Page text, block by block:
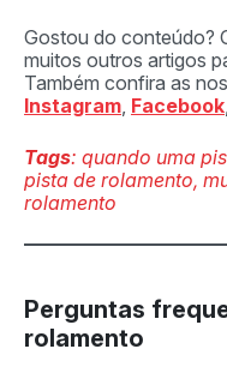
Gostou do conteúdo?
muitos outros artigos
Também confira as
Instagram, Facebook,
Tags: quando uma
pista de rolamento,
rolamento
Perguntas
rolamento